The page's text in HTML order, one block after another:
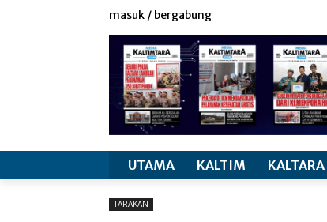
masuk / bergabung
UTAMA KALTIM KALTARA
TARAKAN